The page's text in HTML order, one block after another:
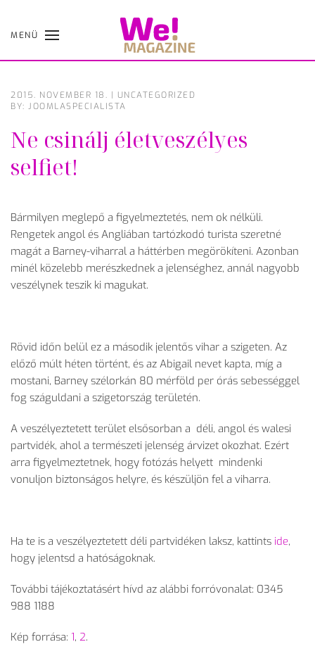
Skip
MENÜ
2015. NOVEMBER 18. | UNCATEGORIZED
BY: JOOMLASPECIALISTA
Ne csinálj életveszélyes
selfiet!
Bármilyen meglepő a figyelmeztetés, nem ok nélküli.
Rengetek angol és Angliában tartózkodó turista szeretné
magát a Barney-viharral a háttérben megörökíteni. Azonban
minél közelebb merészkednek a jelenséghez, annál nagyobb
veszélynek teszik ki magukat.
Rövid időn belül ez a második jelentős vihar a szigeten. Az
előző múlt héten történt, és az Abigail nevet kapta, míg a
mostani, Barney szélorkán 80 mérföld per órás sebességgel
fog száguldani a szigetország területén.
A veszélyeztetett terület elsősorban a déli, angol és walesi
partvidék, ahol a természeti jelenség árvizet okozhat. Ezért
arra figyelmeztetnek, hogy fotózás helyett mindenki
vonuljon biztonságos helyre, és készüljön fel a viharra.
Ha te is a veszélyeztetett déli partvidéken laksz, kattints ide,
hogy jelentsd a hatóságoknak.
További tájékoztatásért hívd az alábbi forróvonalat: 0345
988 1188
Kép forrása: 1, 2.